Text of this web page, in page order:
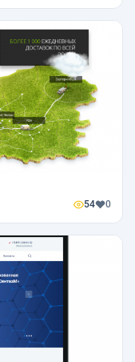
54 0